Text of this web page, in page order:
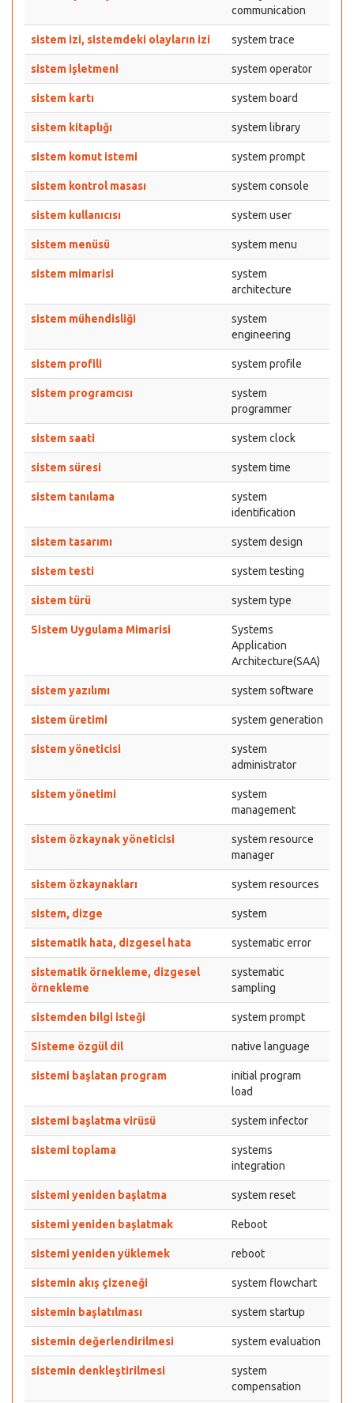
communication
sistem izi, sistemdeki olayların izi system trace
sistem işletmeni system operator
sistem kartı system board
sistem kitaplığı system library
sistem komut istemi system prompt
sistem kontrol masası system console
sistem kullanıcısı system user
sistem menüsü system menu
sistem mimarisi
system
architecture
sistem mühendisliği
system
engineering
sistem profili system profile
sistem programcısı
system
programmer
sistem saati system clock
sistem süresi system time
sistem tanılama
system
identification
sistem tasarımı system design
sistem testi system testing
sistem türü system type
Sistem Uygulama Mimarisi
Systems
Application
Architecture(SAA)
sistem yazılımı system software
sistem üretimi system generation
sistem yöneticisi
system
administrator
sistem yönetimi
system
management
sistem özkaynak yöneticisi
system resource
manager
sistem özkaynakları system resources
sistem, dizge system
sistematik hata, dizgesel hata systematic error
sistematik örnekleme, dizgesel
örnekleme
systematic
sampling
sistemden bilgi isteği system prompt
Sisteme özgül dil native language
sistemi başlatan program
initial program
load
sistemi başlatma virüsü system infector
sistemi toplama
systems
integration
sistemi yeniden başlatma system reset
sistemi yeniden başlatmak Reboot
sistemi yeniden yüklemek reboot
sistemin akış çizeneği system flowchart
sistemin başlatılması system startup
sistemin değerlendirilmesi system evaluation
sistemin denkleştirilmesi
system
compensation